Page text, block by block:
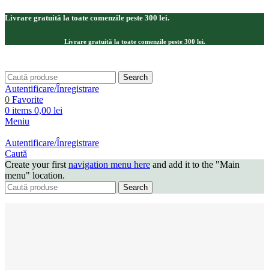
Livrare gratuită la toate comenzile peste 300 lei.
Livrare gratuită la toate comenzile peste 300 lei.
Search
Autentificare/Înregistrare
0 Favorite
0 items 0,00 lei
Meniu
Autentificare/Înregistrare
Caută
Create your first navigation menu here and add it to the "Main
menu" location.
Search